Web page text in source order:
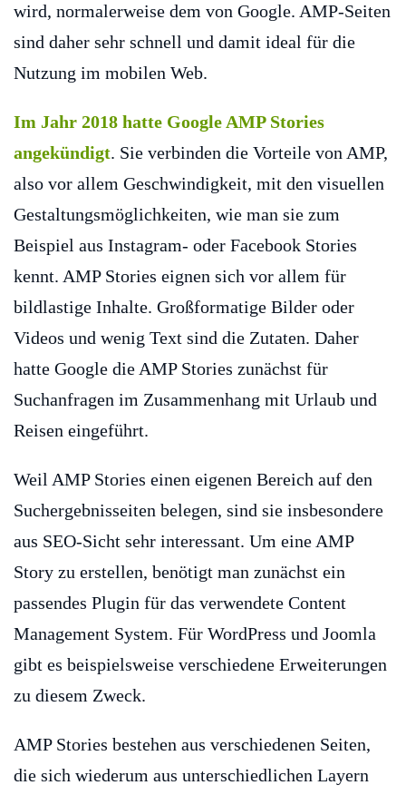
wird, normalerweise dem von Google. AMP-Seiten
sind daher sehr schnell und damit ideal für die
Nutzung im mobilen Web.
Im Jahr 2018 hatte Google AMP Stories
angekündigt. Sie verbinden die Vorteile von AMP,
also vor allem Geschwindigkeit, mit den visuellen
Gestaltungsmöglichkeiten, wie man sie zum
Beispiel aus Instagram- oder Facebook Stories
kennt. AMP Stories eignen sich vor allem für
bildlastige Inhalte. Großformatige Bilder oder
Videos und wenig Text sind die Zutaten. Daher
hatte Google die AMP Stories zunächst für
Suchanfragen im Zusammenhang mit Urlaub und
Reisen eingeführt.
Weil AMP Stories einen eigenen Bereich auf den
Suchergebnisseiten belegen, sind sie insbesondere
aus SEO-Sicht sehr interessant. Um eine AMP
Story zu erstellen, benötigt man zunächst ein
passendes Plugin für das verwendete Content
Management System. Für WordPress und Joomla
gibt es beispielsweise verschiedene Erweiterungen
zu diesem Zweck.
AMP Stories bestehen aus verschiedenen Seiten,
die sich wiederum aus unterschiedlichen Layern